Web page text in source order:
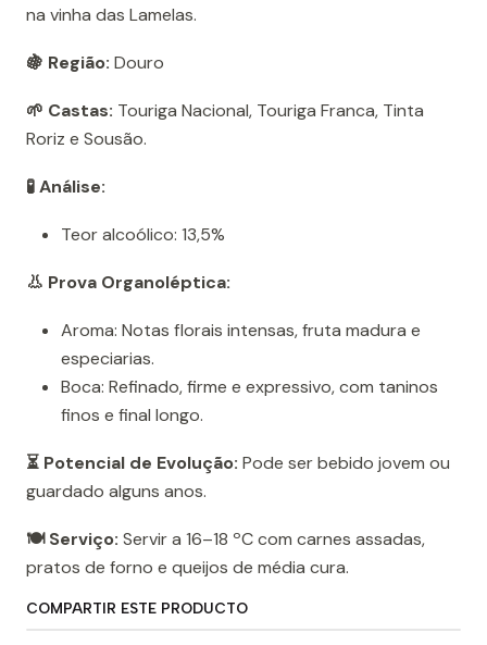
na vinha das Lamelas.
🍇 Região: Douro
🌱 Castas: Touriga Nacional, Touriga Franca, Tinta
Roriz e Sousão.
🧪 Análise:
Teor alcoólico: 13,5%
👃 Prova Organoléptica:
Aroma: Notas florais intensas, fruta madura e
especiarias.
Boca: Refinado, firme e expressivo, com taninos
finos e final longo.
⏳ Potencial de Evolução: Pode ser bebido jovem ou
guardado alguns anos.
🍽️ Serviço: Servir a 16–18 ºC com carnes assadas,
pratos de forno e queijos de média cura.
COMPARTIR ESTE PRODUCTO